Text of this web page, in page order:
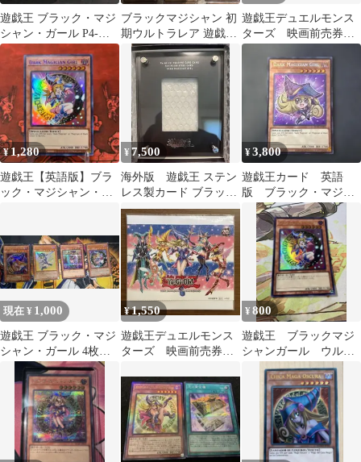
遊戯王 ブラック・マジ
シャン・ガール P4-
01 2期
ブラックマジシャン 初
期ウルトラレア 遊戯
王 などマジシャンま
とめ
遊戯王デュエルモンス
ターズ 映画前売券
ブラックマジシャンガ
ール ポストカード②
¥1,280
遊戯王【英語版】ブラ
ック・マジシャン・ガ
¥7,500
海外版 遊戯王 ステン
レス製カード ブラッ
ク・マジシャン・ガー
ルのフレームのみ
¥3,800
遊戯王カード 英語
版 ブラック・マジシ
ャン・ガール シーク
レットレア
現在 ¥ 1,000
遊戯王 ブラック・マジ
シャン・ガール 4枚セ
¥1,550
遊戯王デュエルモンス
ターズ 映画前売券
ール ポストカード①
¥800
遊戯王 ブラックマジ
シャンガール ウルト
ラ QCDB